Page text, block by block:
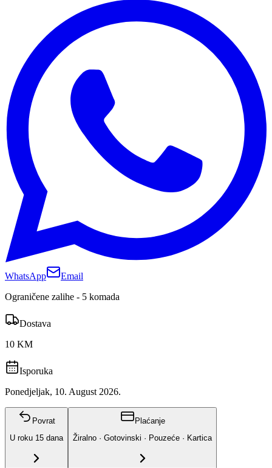
WhatsApp
Email
Ograničene zalihe - 5 komada
Dostava
10 KM
Isporuka
Ponedjeljak, 10. August 2026.
Povrat
U roku 15 dana
Plaćanje
Žiralno · Gotovinski · Pouzeće · Kartica